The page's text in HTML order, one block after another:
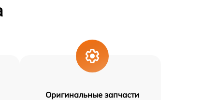
Оригинальные запчасти